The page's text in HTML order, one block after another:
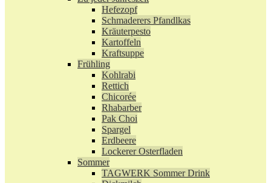
Hefezopf
Schmaderers Pfandlkas
Kräuterpesto
Kartoffeln
Kraftsuppe
Frühling
Kohlrabi
Rettich
Chicorée
Rhabarber
Pak Choi
Spargel
Erdbeere
Lockerer Osterfladen
Sommer
TAGWERK Sommer Drink